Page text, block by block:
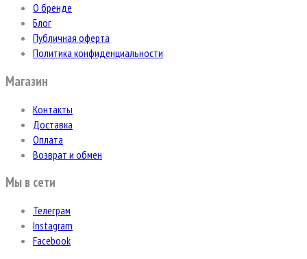
О бренде
Блог
Публичная оферта
Политика конфиденциальности
Магазин
Контакты
Доставка
Оплата
Возврат и обмен
Мы в сети
Телеграм
Instagram
Facebook